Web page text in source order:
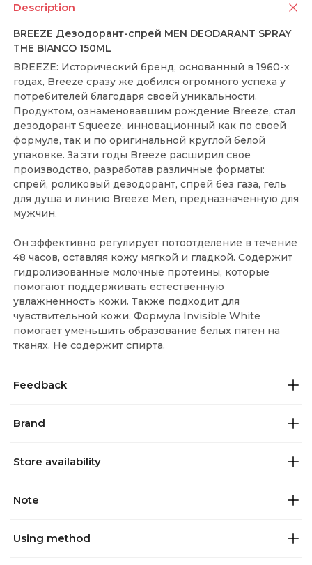
Description
BREEZE Дезодорант-спрей MEN DEODARANT SPRAY
THE BIANCO 150ML
BREEZE: Исторический бренд, основанный в 1960-х
годах, Breeze сразу же добился огромного успеха у
потребителей благодаря своей уникальности.
Продуктом, ознаменовавшим рождение Breeze, стал
дезодорант Squeeze, инновационный как по своей
формуле, так и по оригинальной круглой белой
упаковке. За эти годы Breeze расширил свое
производство, разработав различные форматы:
спрей, роликовый дезодорант, спрей без газа, гель
для душа и линию Breeze Men, предназначенную для
мужчин.
Он эффективно регулирует потоотделение в течение
48 часов, оставляя кожу мягкой и гладкой. Содержит
гидролизованные молочные протеины, которые
помогают поддерживать естественную
увлажненность кожи. Также подходит для
чувствительной кожи. Формула Invisible White
помогает уменьшить образование белых пятен на
тканях. Не содержит спирта.
Feedback
Brand
Store availability
Note
Using method